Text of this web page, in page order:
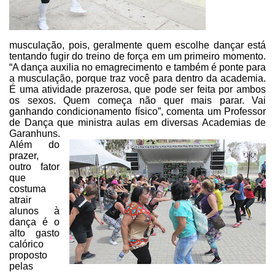
musculação, pois, geralmente quem escolhe dançar está
tentando fugir do treino de força em um primeiro momento.
“A dança auxilia no emagrecimento e também é ponte para
a musculação, porque traz você para dentro da academia.
É uma atividade prazerosa, que pode ser feita por ambos
os sexos. Quem começa não quer mais parar. Vai
ganhando condicionamento físico”, comenta um Professor
de Dança que ministra aulas em diversas Academias de
Garanhuns.
Além do
prazer,
outro fator
que
costuma
atrair
alunos à
dança é o
alto gasto
calórico
proposto
pelas